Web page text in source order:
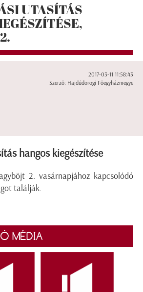
UTASÍTÁS
2017-03-11 11:58:43
Szerző: Hajdúdorogi Főegyházmegye
hangos kiegészítése
2. vasárnapjához kapcsolódó
találják.
MÉDIA